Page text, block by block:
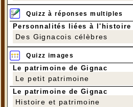
Quizz à réponses multiples
Personnalités liées à l'histoire
Des Gignacois célèbres
Quizz images
Le patrimoine de Gignac
Le petit patrimoine
Le patrimoine de Gignac
Histoire et patrimoine